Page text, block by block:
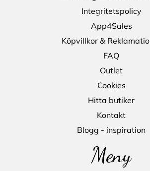
Integritetspolicy
App4Sales
Köpvillkor &
FAQ
Outlet
Cookies
Hitta butiker
Kontakt
Blogg - inspiration
Meny